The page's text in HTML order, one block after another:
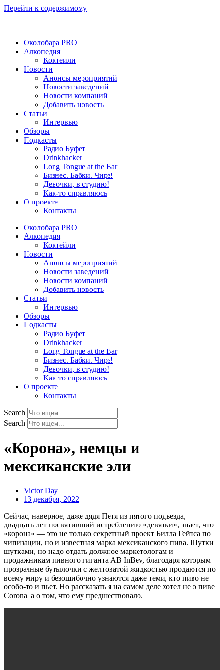
Перейти к содержимому
Околобара PRO
Алкопедия
Коктейли
Новости
Анонсы мероприятий
Новости заведений
Новости компаний
Добавить новость
Статьи
Интервью
Обзоры
Подкасты
Радио Буфет
Drinkhacker
Long Tongue at the Bar
Бизнес. Бабки. Чирз!
Девочки, в студию!
Как-то справляюсь
О проекте
Контакты
Околобара PRO
Алкопедия
Коктейли
Новости
Анонсы мероприятий
Новости заведений
Новости компаний
Добавить новость
Статьи
Интервью
Обзоры
Подкасты
Радио Буфет
Drinkhacker
Long Tongue at the Bar
Бизнес. Бабки. Чирз!
Девочки, в студию!
Как-то справляюсь
О проекте
Контакты
Search
Search
«Корона», немцы и
мексиканские эли
Victor Day
13 декабря, 2022
Сейчас, наверное, даже дядя Петя из пятого подъезда,
двадцать лет посвятивший истреблению «девятки», знает, что
«корона» — это не только секретный проект Билла Гейтса по
чипизации, но и известная марка мексиканского пива. Шутки
шутками, но надо отдать должное маркетологам и
продажникам пивного гиганта AB InBev, благодаря которым
прозрачные бутылочки с желтоватой жидкостью продаются по
всему миру и безошибочно узнаются даже теми, кто пиво не
особо-то и пьет. Но рассказать я на самом деле хотел не о пиве
Corona, а о том, что ему предшествовало.